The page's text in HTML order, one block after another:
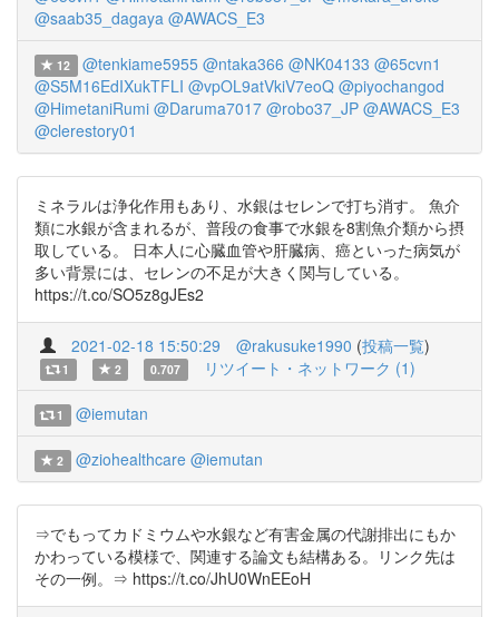
@saab35_dagaya @AWACS_E3
12 @tenkiame5955 @ntaka366 @NK04133 @65cvn1
@S5M16EdIXukTFLI @vpOL9atVkiV7eoQ @piyochangod
@HimetaniRumi @Daruma7017 @robo37_JP @AWACS_E3
@clerestory01
ミネラルは浄化作用もあり、水銀はセレンで打ち消す。 魚介
類に水銀が含まれるが、普段の食事で水銀を8割魚介類から摂
取している。 日本人に心臓血管や肝臓病、癌といった病気が
多い背景には、セレンの不足が大きく関与している。
https://t.co/SO5z8gJEs2
2021-02-18 15:50:29 @rakusuke1990 (投稿一覧)
1 2 0.707 リツイート・ネットワーク (1)
1 @iemutan
2 @ziohealthcare @iemutan
⇒でもってカドミウムや水銀など有害金属の代謝排出にもか
かわっている模様で、関連する論文も結構ある。リンク先は
その一例。⇒ https://t.co/JhU0WnEEoH